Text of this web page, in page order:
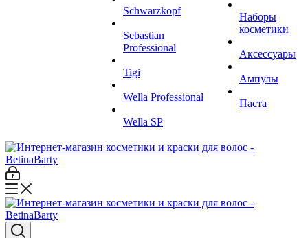
Schwarzkopf
Sebastian
Professional
Tigi
Wella Professional
Wella SP
Наборы
косметики
Аксессуары
Ампулы
Паста